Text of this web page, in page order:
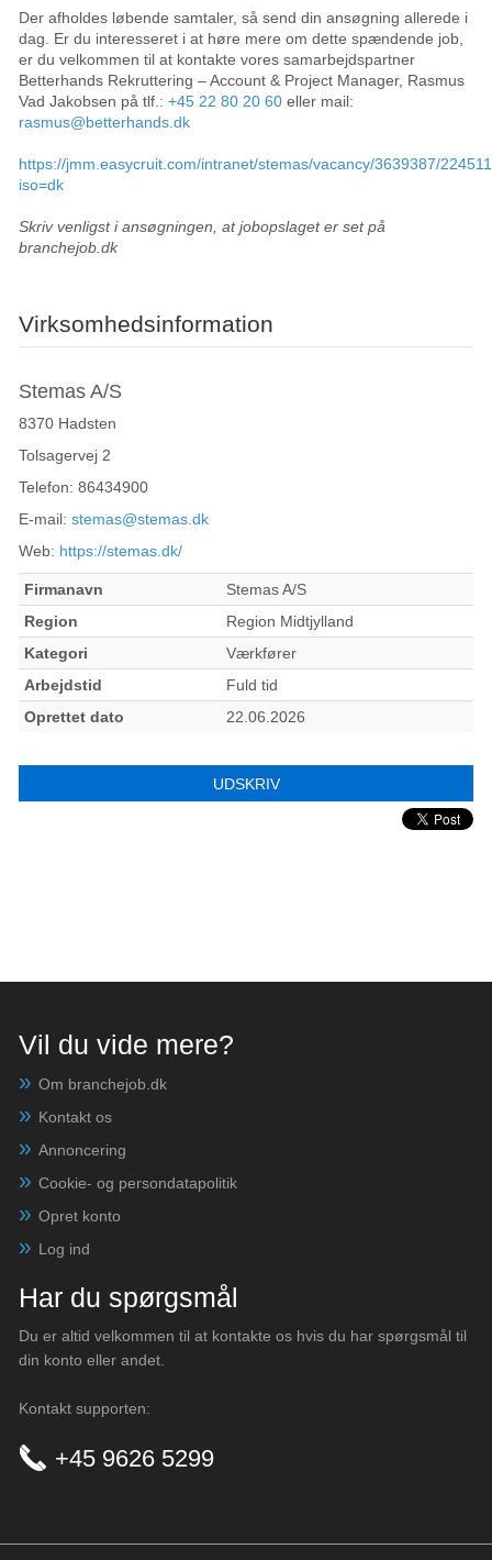
Der afholdes løbende samtaler, så send din ansøgning allerede i
dag. Er du interesseret i at høre mere om dette spændende job,
er du velkommen til at kontakte vores samarbejdspartner
Betterhands Rekruttering – Account & Project Manager, Rasmus
Vad Jakobsen på tlf.: +45 22 80 20 60 eller mail:
rasmus@betterhands.dk
https://jmm.easycruit.com/intranet/stemas/vacancy/3639387/
iso=dk
Skriv venligst i ansøgningen, at jobopslaget er set på
branchejob.dk
Virksomhedsinformation
Stemas A/S
8370 Hadsten
Tolsagervej 2
Telefon: 86434900
E-mail: stemas@stemas.dk
Web: https://stemas.dk/
Firmanavn
Stemas A/S
Region
Region Midtjylland
Kategori
Værkfører
Arbejdstid
Fuld tid
Oprettet dato
22.06.2026
UDSKRIV
Vil du vide mere?
Om branchejob.dk
Kontakt os
Annoncering
Cookie- og persondatapolitik
Opret konto
Log ind
Har du spørgsmål
Du er altid velkommen til at kontakte os hvis du har spørgsmål til
din konto eller andet.
Kontakt supporten:
+45 9626 5299